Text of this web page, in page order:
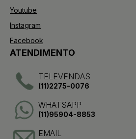
Youtube
Instagram
Facebook
ATENDIMENTO
TELEVENDAS
(11)2275-0076
WHATSAPP
(11)95904-8853
EMAIL